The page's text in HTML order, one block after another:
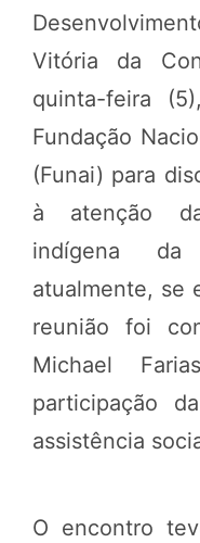
Vitória da
quinta-feira
Fundação
(Funai) para
à atenção
indígena
atualmente, se
reunião foi
Michael
participação
assistência
O encontro